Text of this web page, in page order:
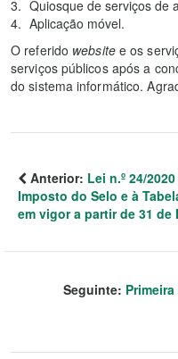
Quiosque de serviços de
Aplicação móvel.
O referido websitee os
serviços públicos após a
do sistema informático.
Anterior: Lei n.º 24/
Imposto do Selo e à
em vigor a partir de 31 de
Seguinte: